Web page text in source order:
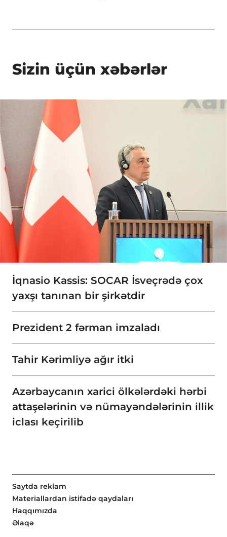
Sizin üçün xəbərlər
İqnasio Kassis: SOCAR İsveçrədə çox
yaxşı tanınan bir şirkətdir
Prezident 2 fərman imzaladı
Tahir Kərimliyə ağır itki
Azərbaycanın xarici ölkələrdəki hərbi
attaşelərinin və nümayəndələrinin illik
iclası keçirilib
Saytda reklam
Materiallardan istifadə qaydaları
Haqqımızda
Əlaqə